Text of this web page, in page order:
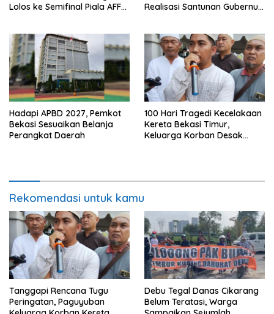
Lolos ke Semifinal Piala AFF
Realisasi Santunan Gubernur
Hadapi APBD 2027, Pemkot
Bekasi Sesuaikan Belanja
Perangkat Daerah
100 Hari Tragedi Kecelakaan
Kereta Bekasi Timur,
Keluarga Korban Desak
Rekomendasi untuk kamu
Tanggapi Rencana Tugu
Peringatan, Paguyuban
Debu Tegal Danas Cikarang
Belum Teratasi, Warga